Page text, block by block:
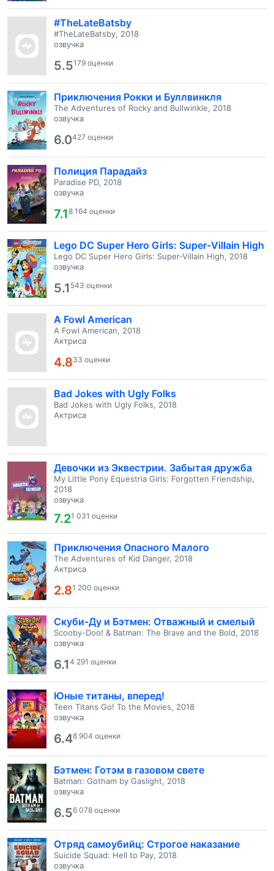
#TheLateBatsby
#TheLateBatsby, 2018
озвучка
5.5179 оценки
Приключения Рокки и Буллвинкля
The Adventures of Rocky and Bullwinkle, 2018
озвучка
6.0427 оценки
Полиция Парадайз
Paradise PD, 2018
озвучка
7.18 164 оценки
Lego DC Super Hero Girls: Super-Villain High
Lego DC Super Hero Girls: Super-Villain High, 2018
озвучка
5.1 543 оценки
A Fowl American
A Fowl American, 2018
Актриса
4.833 оценки
Bad Jokes with Ugly Folks
Bad Jokes with Ugly Folks, 2018
Актриса
Девочки из Эквестрии. Забытая дружба
My Little Pony Equestria Girls: Forgotten Friendship,
2018
озвучка
7.21 031 оценки
Приключения Опасного Малого
The Adventures of Kid Danger, 2018
Актриса
2.81 200 оценки
Скуби-Ду и Бэтмен: Отважный и смелый
Scooby-Doo! & Batman: The Brave and the Bold, 2018
озвучка
6.14 291 оценки
Юные титаны, вперед!
Teen Titans Go! To the Movies, 2018
озвучка
6.48 904 оценки
Бэтмен: Готэм в газовом свете
Batman: Gotham by Gaslight, 2018
озвучка
6.56 078 оценки
Отряд самоубийц: Строгое наказание
Suicide Squad: Hell to Pay, 2018
озвучка